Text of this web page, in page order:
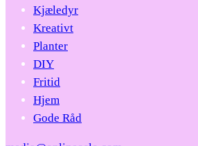
Kjæledyr
Kreativt
Planter
DIY
Fritid
Hjem
Gode Råd